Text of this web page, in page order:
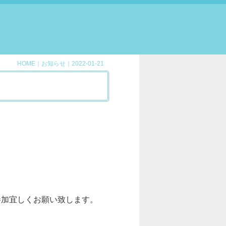
HOME お知らせ ｜2022-01-21
宜しくお願い致します。